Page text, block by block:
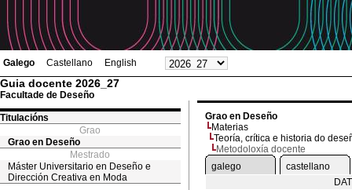
Galego Castellano English
Guia docente 2026_27
Facultade de Deseño
Titulacións
Grao
Grao en Deseño
Mestrado
Máster Universitario en Deseño e
Dirección Creativa en Moda
Grao en Deseño
Materias
Teoría, crítica e historia do
Metodoloxía docente
galego
castellano